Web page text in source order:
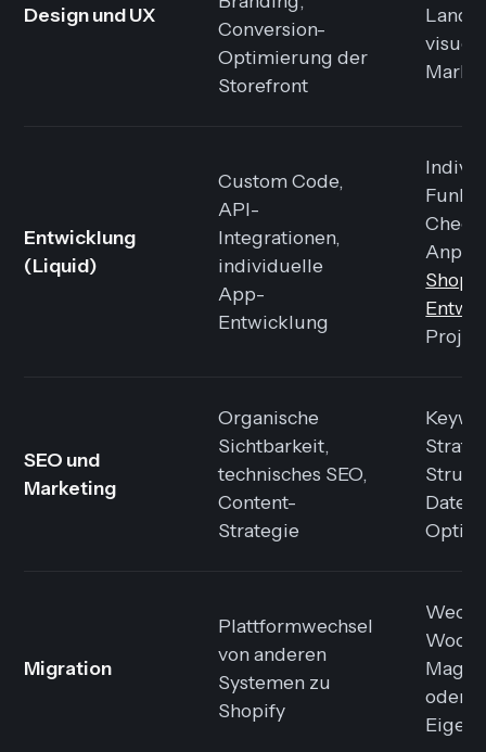
Design und UX
Conversion-
Optimierung der
Storefront
Entwicklung
(Liquid)
Custom Code,
API-
Integrationen,
individuelle
App-
Entwicklung
SEO und
Marketing
Organische
Sichtbarkeit,
technisches SEO,
Content-
Strategie
Daten-
Migration
Plattformwechsel
von anderen
Systemen zu
Shopify
oder